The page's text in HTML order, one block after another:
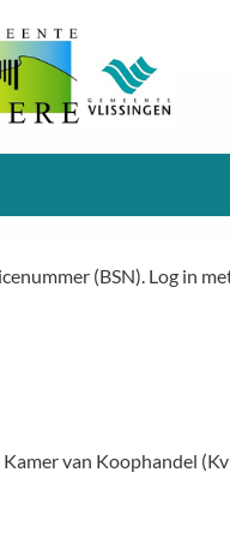
(BSN). Log in
van Koophandel